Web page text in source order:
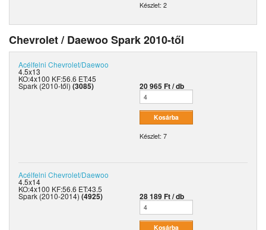
Készlet: 2
Chevrolet / Daewoo Spark 2010-től
Acélfelni Chevrolet/Daewoo
4.5x13
KO:4x100 KF:56.6 ET:45
Spark (2010-től) (3085) 20 965 Ft / db
Készlet: 7
Acélfelni Chevrolet/Daewoo
4.5x14
KO:4x100 KF:56.6 ET:43.5
Spark (2010-2014) (4925) 28 189 Ft / db